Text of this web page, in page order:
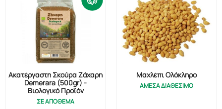
Ακατέργαστη Σκούρα Ζάχαρη
Demerara (500gr) -
Βιολογικό Προϊόν
ΣΕ ΑΠΟΘΕΜΑ
Μαχλέπι Ολόκληρο
ΑΜΕΣΑ ΔΙΑΘΕΣΙΜΟ